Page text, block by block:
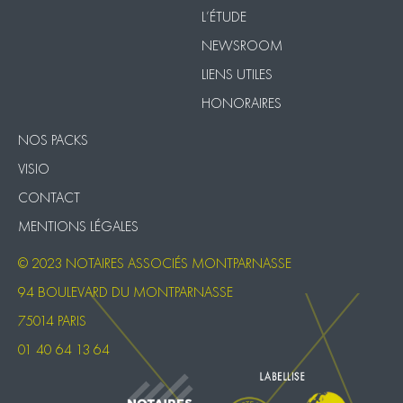
L’ÉTUDE
NEWSROOM
LIENS UTILES
HONORAIRES
NOS PACKS
VISIO
CONTACT
MENTIONS LÉGALES
© 2023 NOTAIRES ASSOCIÉS MONTPARNASSE
94 BOULEVARD DU MONTPARNASSE
75014 PARIS
01 40 64 13 64